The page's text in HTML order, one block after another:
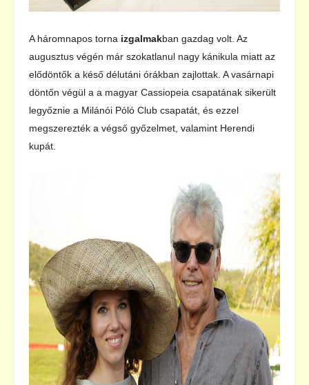
A háromnapos torna izgalmakban gazdag volt. Az
augusztus végén már szokatlanul nagy kánikula miatt az
elődöntők a késő délutáni órákban zajlottak. A vasárnapi
döntőn végül a a magyar Cassiopeia csapatának sikerült
legyőznie a Milánói Póló Club csapatát, és ezzel
megszerezték a végső győzelmet, valamint Herendi
kupát.